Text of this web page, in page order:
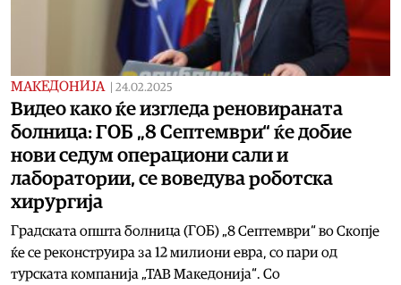
МАКЕДОНИЈА 24.02.2025
Видео како ќе изгледа реновираната
болница: ГОБ „8 Септември“ ќе добие
нови седум операциони сали и
лаборатории, се воведува роботска
хирургија
Градската општа болница (ГОБ) „8 Септември“ во Скопје
ќе се реконструира за 12 милиони евра, со пари од
турската компанија „ТАВ Македонија“. Со